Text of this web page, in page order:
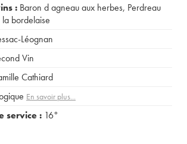
: Baron d agneau aux herbes, Perdreau
la bordelaise
Léognan
Vin
Cathiard
En savoir plus...
service : 16°